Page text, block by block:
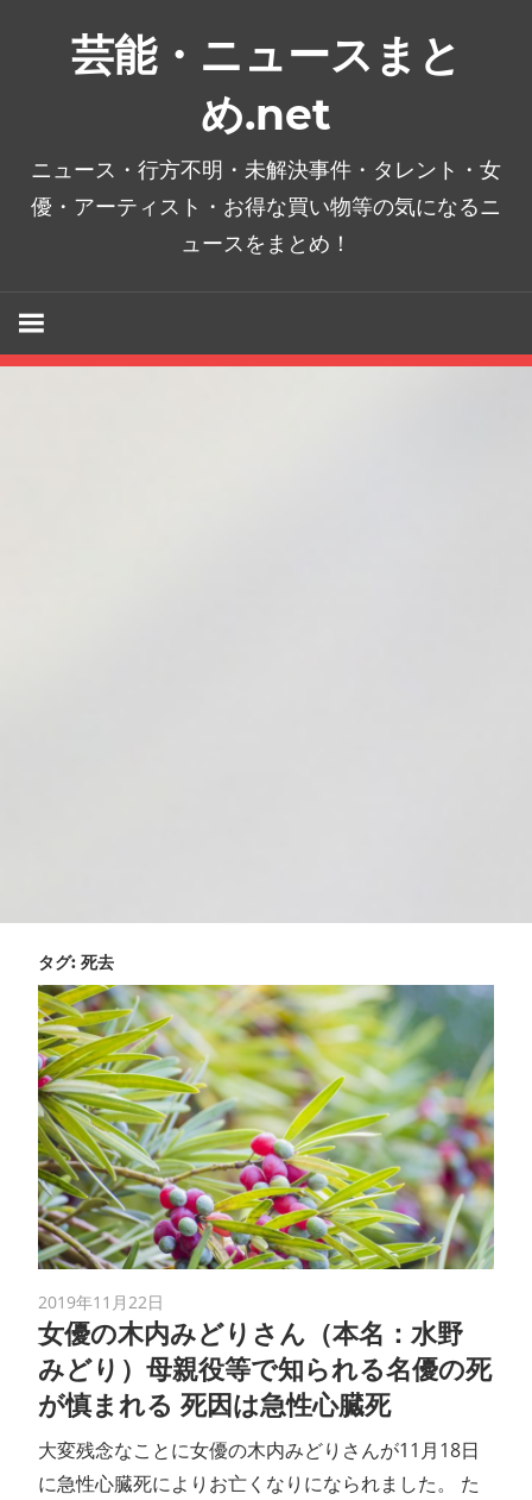
芸能・ニュースまと
め.net
ニュース・行方不明・未解決事件・タレント・女
優・アーティスト・お得な買い物等の気になるニ
ュースをまとめ！
タグ: 死去
2019年11月22日
女優の木内みどりさん（本名：水野
みどり）母親役等で知られる名優の死
が慎まれる 死因は急性心臓死
大変残念なことに女優の木内みどりさんが11月18日
に急性心臓死によりお亡くなりになられました。 た